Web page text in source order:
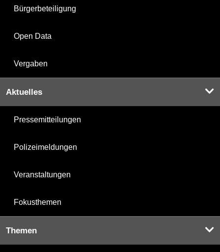
Bürgerbeteiligung
Open Data
Vergaben
Aktuelles
Pressemitteilungen
Polizeimeldungen
Veranstaltungen
Fokusthemen
Themen